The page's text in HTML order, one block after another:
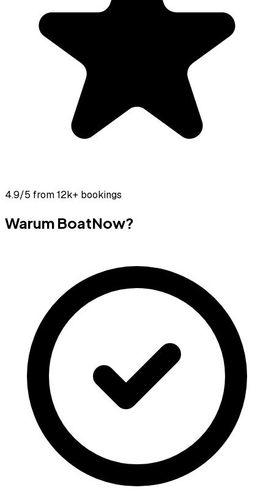
4.9/5 from 12k+ bookings
Warum BoatNow?